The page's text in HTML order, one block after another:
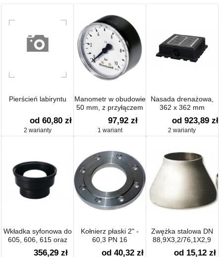
Pierścień labiryntu
od 60,80 zł
2 warianty
Manometr w obudowie
50 mm, z przyłączem
G 1/4
97,92 zł
1 wariant
Nasada drenażowa,
362 x 362 mm
od 923,89 zł
2 warianty
Wkładka syfonowa do
605, 606, 615 oraz
616
356,29 zł
Kołnierz płaski 2" -
60,3 PN 16
od 40,32 zł
Zwężka stalowa DN
88,9X3,2/76,1X2,9
od 15,12 zł